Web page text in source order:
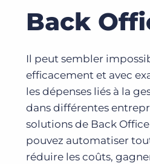
Back
Il peut sembler
efficacement et avec
les dépenses liés à la
dans différentes
solutions de Back
pouvez automatiser
réduire les coûts,